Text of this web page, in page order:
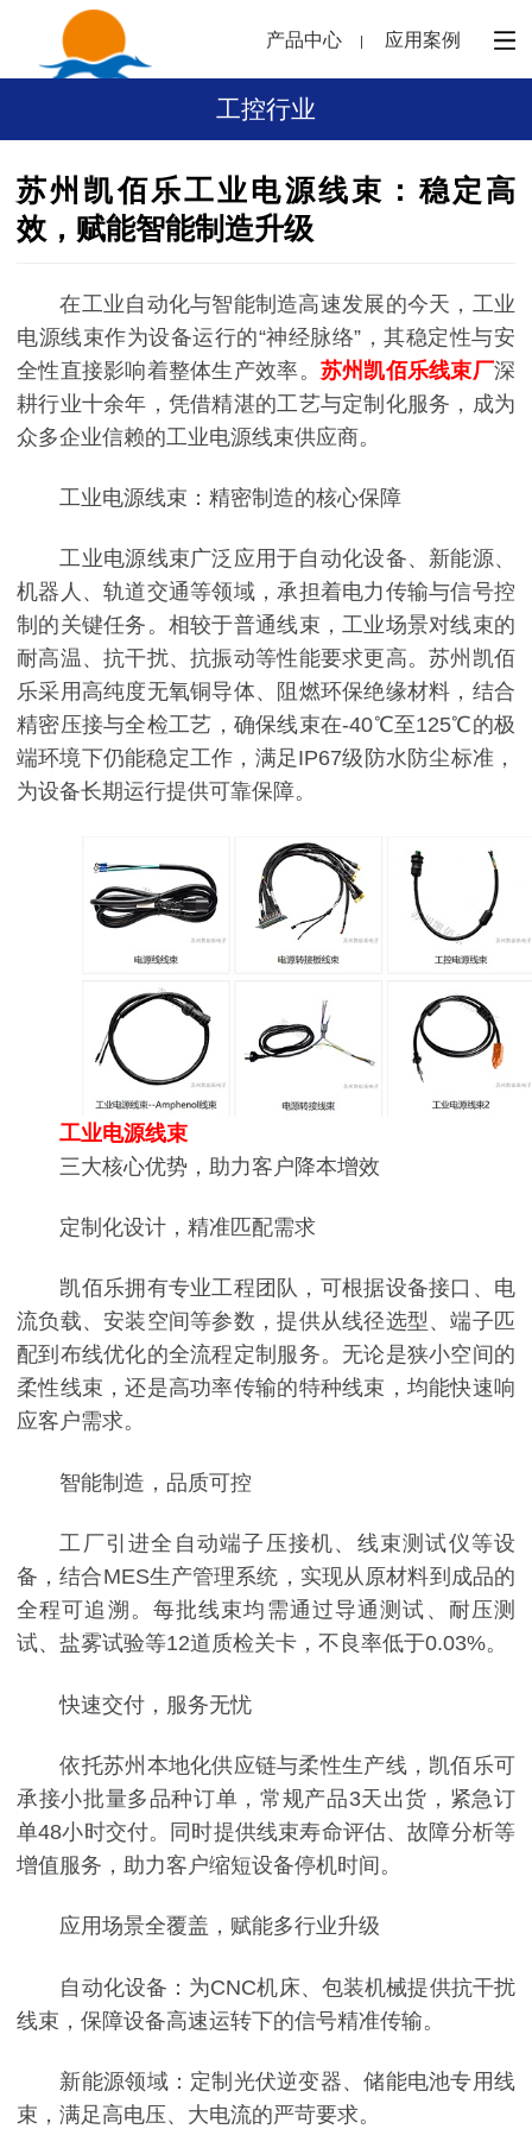
产品中心 应用案例
工控行业
苏州凯佰乐工业电源线束：稳定高
效，赋能智能制造升级
在工业自动化与智能制造高速发展的今天，工业
电源线束作为设备运行的“神经脉络”，其稳定性与安
全性直接影响着整体生产效率。 苏州凯佰乐线束厂深
耕行业十余年，凭借精湛的工艺与定制化服务，成为
众多企业信赖的工业电源线束供应商。
工业电源线束：精密制造的核心保障
工业电源线束广泛应用于自动化设备、新能源、
机器人、轨道交通等领域，承担着电力传输与信号控
制的关键任务。相较于普通线束，工业场景对线束的
耐高温、抗干扰、抗振动等性能要求更高。苏州凯佰
乐采用高纯度无氧铜导体、阻燃环保绝缘材料，结合
精密压接与全检工艺，确保线束在-40℃至125℃的极
端环境下仍能稳定工作，满足IP67级防水防尘标准，
为设备长期运行提供可靠保障。
工业电源线束
三大核心优势，助力客户降本增效
定制化设计，精准匹配需求
凯佰乐拥有专业工程团队，可根据设备接口、电
流负载、安装空间等参数，提供从线径选型、端子匹
配到布线优化的全流程定制服务。无论是狭小空间的
柔性线束，还是高功率传输的特种线束，均能快速响
应客户需求。
智能制造，品质可控
工厂引进全自动端子压接机、线束测试仪等设
备，结合MES生产管理系统，实现从原材料到成品的
全程可追溯。每批线束均需通过导通测试、耐压测
试、盐雾试验等12道质检关卡，不良率低于0.03%。
快速交付，服务无忧
依托苏州本地化供应链与柔性生产线，凯佰乐可
承接小批量多品种订单，常规产品3天出货，紧急订
单48小时交付。同时提供线束寿命评估、故障分析等
增值服务，助力客户缩短设备停机时间。
应用场景全覆盖，赋能多行业升级
自动化设备：为CNC机床、包装机械提供抗干扰
线束，保障设备高速运转下的信号精准传输。
新能源领域：定制光伏逆变器、储能电池专用线
束，满足高电压、大电流的严苛要求。